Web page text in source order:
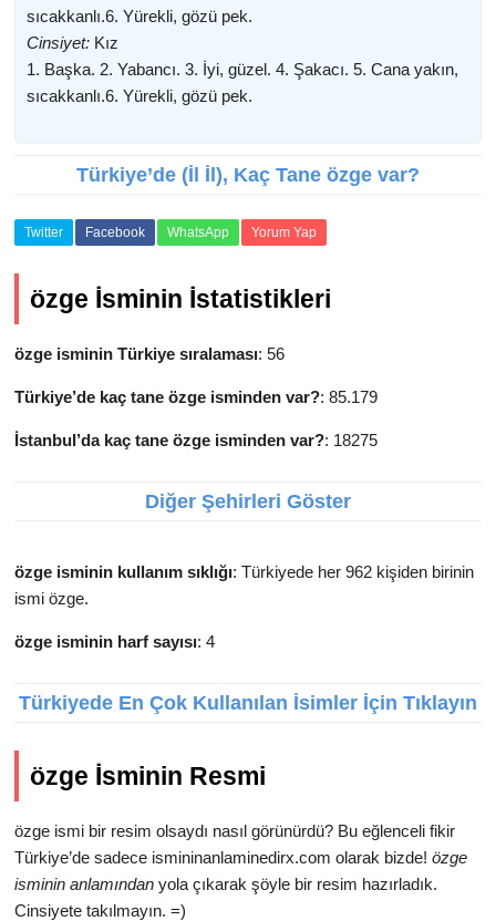
sıcakkanlı.6. Yürekli, gözü pek.
Cinsiyet: Kız
1. Başka. 2. Yabancı. 3. İyi, güzel. 4. Şakacı. 5. Cana yakın,
sıcakkanlı.6. Yürekli, gözü pek.
Türkiye’de (İl İl), Kaç Tane özge var?
Twitter Facebook WhatsApp Yorum Yap
özge İsminin İstatistikleri
özge isminin Türkiye sıralaması: 56
Türkiye’de kaç tane özge isminden var?: 85.179
İstanbul’da kaç tane özge isminden var?: 18275
Diğer Şehirleri Göster
özge isminin kullanım sıklığı: Türkiyede her 962 kişiden birinin
ismi özge.
özge isminin harf sayısı: 4
Türkiyede En Çok Kullanılan İsimler İçin Tıklayın
özge İsminin Resmi
özge ismi bir resim olsaydı nasıl görünürdü? Bu eğlenceli fikir
Türkiye’de sadece ismininanlaminedirx.com olarak bizde!özge
isminin anlamından yola çıkarak şöyle bir resim hazırladık.
Cinsiyete takılmayın. =)